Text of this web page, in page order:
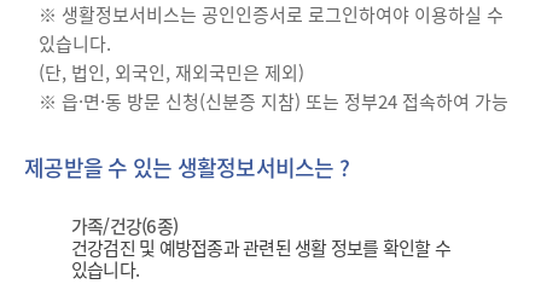
※ 생활정보서비스는 공인인증서로 로그인하여야 이용하실 수
있습니다.
(단, 법인, 외국인, 재외국민은 제외)
※ 읍·면·동 방문 신청(신분증 지참) 또는 정부24 접속하여 가능
제공받을 수 있는 생활정보서비스는 ?
가족/건강(6종)
건강검진 및 예방접종과 관련된 생활 정보를 확인할 수
있습니다.